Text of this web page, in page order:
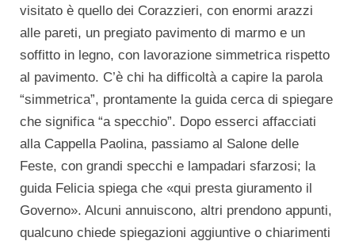
visitato è quello dei Corazzieri, con enormi arazzi
alle pareti, un pregiato pavimento di marmo e un
soffitto in legno, con lavorazione simmetrica rispetto
al pavimento. C’è chi ha difficoltà a capire la parola
“simmetrica”, prontamente la guida cerca di spiegare
che significa “a specchio”. Dopo esserci affacciati
alla Cappella Paolina, passiamo al Salone delle
Feste, con grandi specchi e lampadari sfarzosi; la
guida Felicia spiega che «qui presta giuramento il
Governo». Alcuni annuiscono, altri prendono appunti,
qualcuno chiede spiegazioni aggiuntive o chiarimenti